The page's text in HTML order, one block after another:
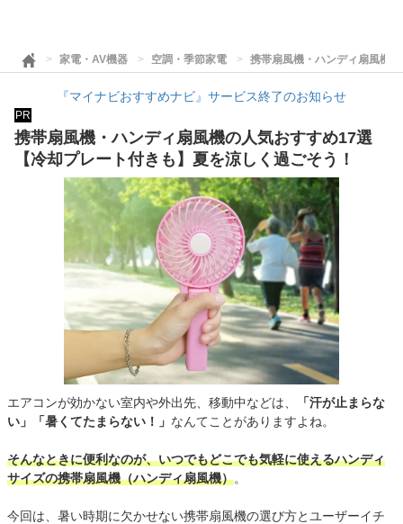
家電・AV機器 空調・季節家電 携帯扇風機・ハンディ扇風機
『マイナビおすすめナビ』サービス終了のお知らせ
PR
携帯扇風機・ハンディ扇風機の人気おすすめ17選
【冷却プレート付きも】夏を涼しく過ごそう！
エアコンが効かない室内や外出先、移動中などは、
「汗が止まらな
い」「暑くてたまらない！」 なんてことがありますよね。
そんなときに便利なのが、いつでもどこでも気軽に使えるハンディ
サイズの携帯扇風機（ハンディ扇風機）。
今回は、暑い時期に欠かせない携帯扇風機の選び方とユーザーイチ